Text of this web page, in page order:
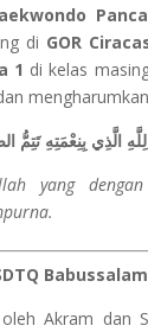
di GOR
1 di kelas
الَّذِي بِنِعْمَتِهِ تَتِمُّ
yang dengan
Babussalam
Akram dan